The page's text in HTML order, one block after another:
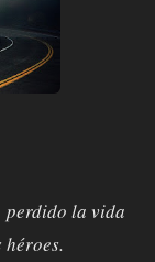
perdido la vida